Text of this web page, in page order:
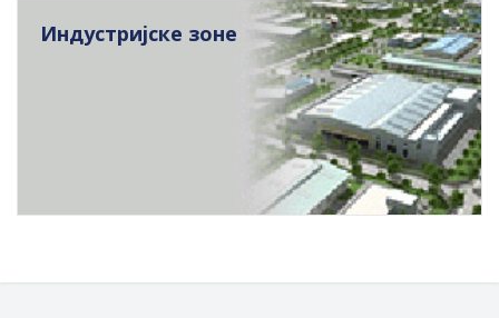
Индустријске зоне